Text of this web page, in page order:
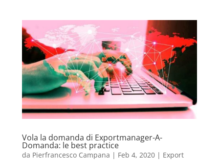
Vola la domanda di Exportmanager-A-
Domanda: le best practice
da Pierfrancesco Campana | Feb 4, 2020| Export